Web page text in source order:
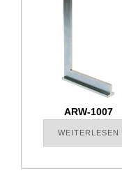
ARW-1007
WEITERLESEN